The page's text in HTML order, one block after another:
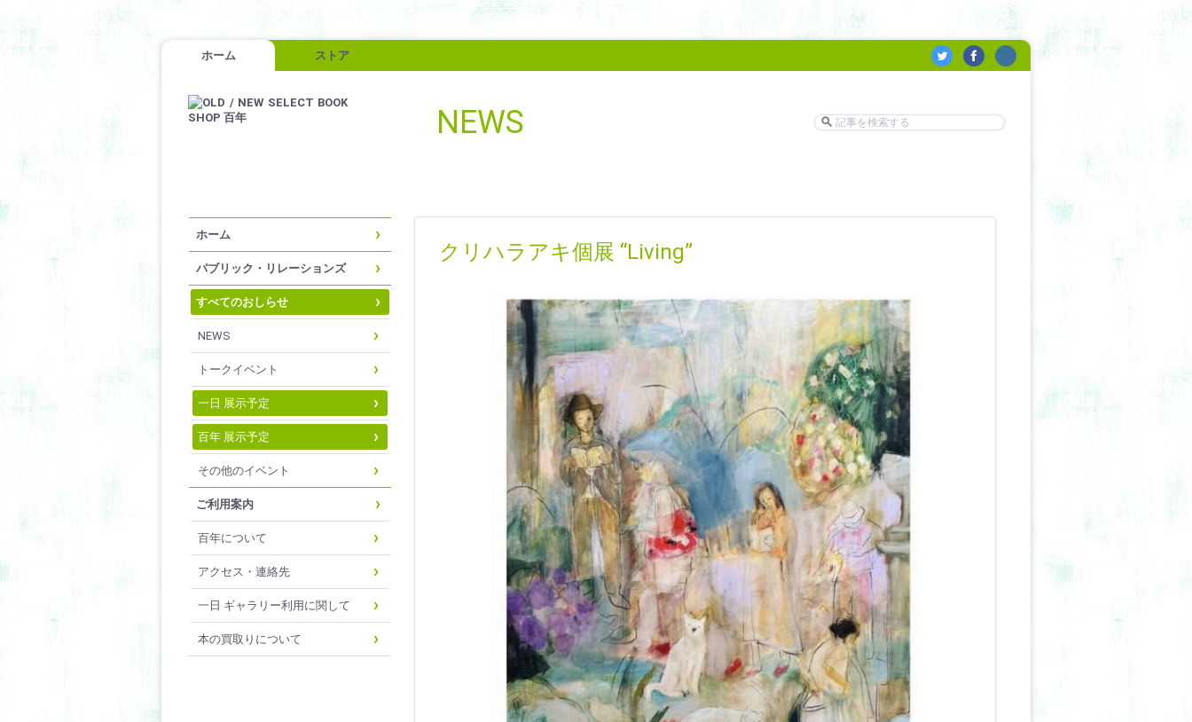
ホーム ストア
NEWS
ホーム
パブリック・リレーションズ
すべてのおしらせ
NEWS
トークイベント
一日 展示予定
百年 展示予定
その他のイベント
ご利用案内
百年について
アクセス・連絡先
一日 ギャラリー利用に関して
本の買取りについて
クリハラアキ個展 “Living”